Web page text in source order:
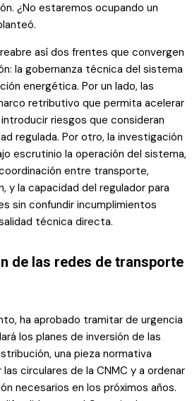
¿No estaremos ocupando un
así dos frentes que convergen
la gobernanza técnica del sistema
energética. Por un lado, las
retributivo que permita acelerar
riesgos que consideran
regulada. Por otro, la investigación
escrutinio la operación del sistema,
entre transporte,
y la capacidad del regulador para
sin confundir incumplimientos
técnica directa.
de las redes de transporte
ha aprobado tramitar de urgencia
los planes de inversión de las
una pieza normativa
circulares de la CNMC y a ordenar
necesarios en los próximos años.